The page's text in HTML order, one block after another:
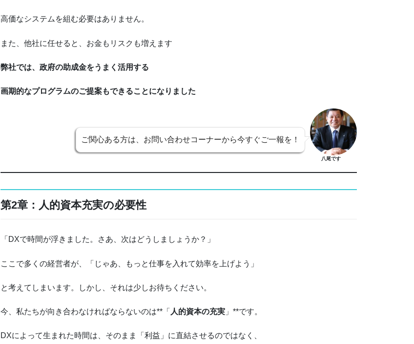
高価なシステムを組む必要はありません。
また、他社に任せると、お金もリスクも増えます
弊社では、政府の助成金をうまく活用する
画期的なプログラムのご提案もできることになりました
ご関心ある方は、お問い合わせコーナーから今すぐご一報を！
八尾です
第2章：人的資本充実の必要性
「DXで時間が浮きました。さあ、次はどうしましょうか？」
ここで多くの経営者が、「じゃあ、もっと仕事を入れて効率を上げよう」
と考えてしまいます。しかし、それは少しお待ちください。
今、私たちが向き合わなければならないのは**「 人的資本の充実 」**です。
DXによって生まれた時間は、そのまま「利益」に直結させるのではなく、